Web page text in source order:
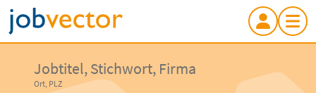
Jobtitel, Stichwort, Firma
Ort, PLZ